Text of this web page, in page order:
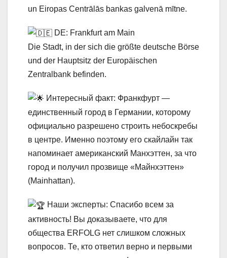
un Eiropas Centrālās bankas galvenā mītne.
DE: Frankfurt am Main
Die Stadt, in der sich die größte deutsche Börse
und der Hauptsitz der Europäischen
Zentralbank befinden.
Интересный факт: Франкфурт —
единственный город в Германии, которому
официально разрешено строить небоскребы
в центре. Именно поэтому его скайлайн так
напоминает американский Манхэттен, за что
город и получил прозвище «Майнхэттен»
(Mainhattan).
Наши эксперты: Спасибо всем за
активность! Вы доказываете, что для
общества ERFOLG нет слишком сложных
вопросов. Те, кто ответил верно и первыми